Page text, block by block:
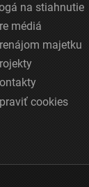
na stiahnutie
médiá
majetku
cookies